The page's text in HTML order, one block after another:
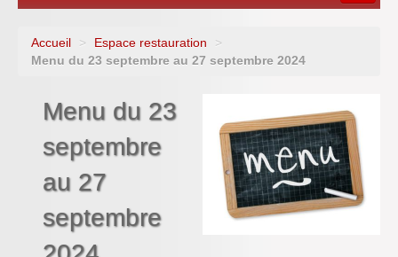
Espace restauration
PRONOTE
Accueil > Espace restauration
>
Menu du 23 septembre au 27 septembre 2024
Menu du 23
septembre
au 27
septembre